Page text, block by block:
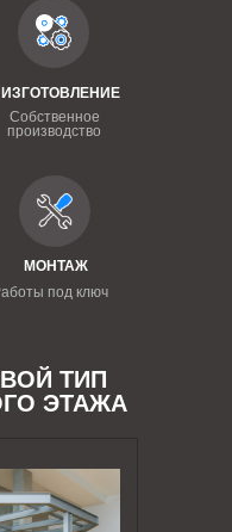
ИЗГОТОВЛЕНИЕ
Собственное
производство
МОНТАЖ
под ключ
ТИП
ЭТАЖА